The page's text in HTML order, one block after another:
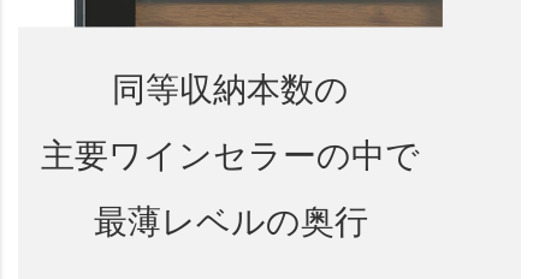
同等収納本数の
主要ワインセラーの中で
最薄レベルの奥行